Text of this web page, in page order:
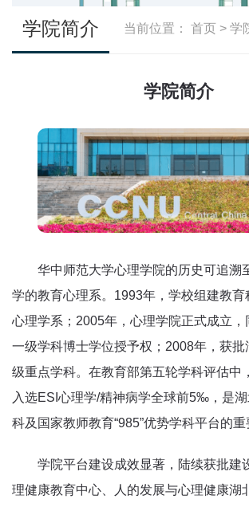
学院简介 当前位置： 首页 > 学
学院简介
华中师范大学心理学院的历史可追溯
学的教育心理系。1993年，学校组建教育
心理学系；2005年，心理学院正式成立，
一级学科博士学位授予权；2008年，获批
级重点学科。在教育部第五轮学科评估中
入选ESI心理学/精神病学全球前5‰，是
科及国家教师教育“985”优势学科平台的重
学院平台建设成效显著，陆续获批建
理健康教育中心、人的发展与心理健康湖